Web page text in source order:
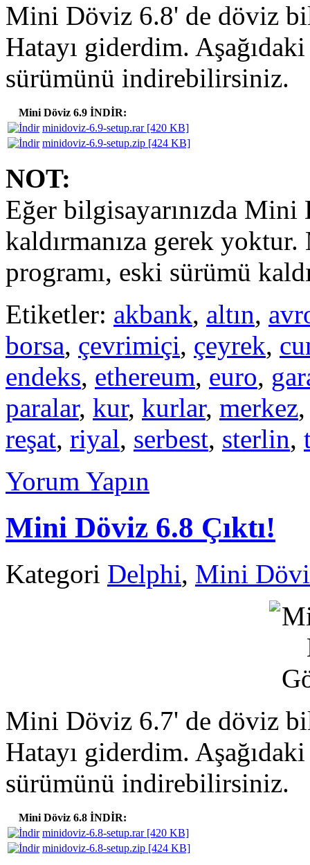
Mini Döviz 6.8' de döviz
Hatayı giderdim.
sürümünü indirebilirsiniz.
Mini Döviz 6.9 İNDİR:
minidoviz-6.9-setup.rar [420 KB]
minidoviz-6.9-setup.zip [424 KB]
NOT:
Eğer bilgisayarınızda
kaldırmanıza gerek
programı, eski sürümü
Etiketler: akbank, altın,
borsa, çevrimiçi, çeyrek,
endeks, ethereum, euro,
paralar, kur, kurlar, merkez
reşat, riyal, serbest, sterlin,
Yorum Yapın
Mini Döviz 6.8 Çıktı!
Kategori Delphi, Mini
Mini Döviz 6.7' de döviz
Hatayı giderdim.
sürümünü indirebilirsiniz.
Mini Döviz 6.8 İNDİR:
minidoviz-6.8-setup.rar [420 KB]
minidoviz-6.8-setup.zip [424 KB]